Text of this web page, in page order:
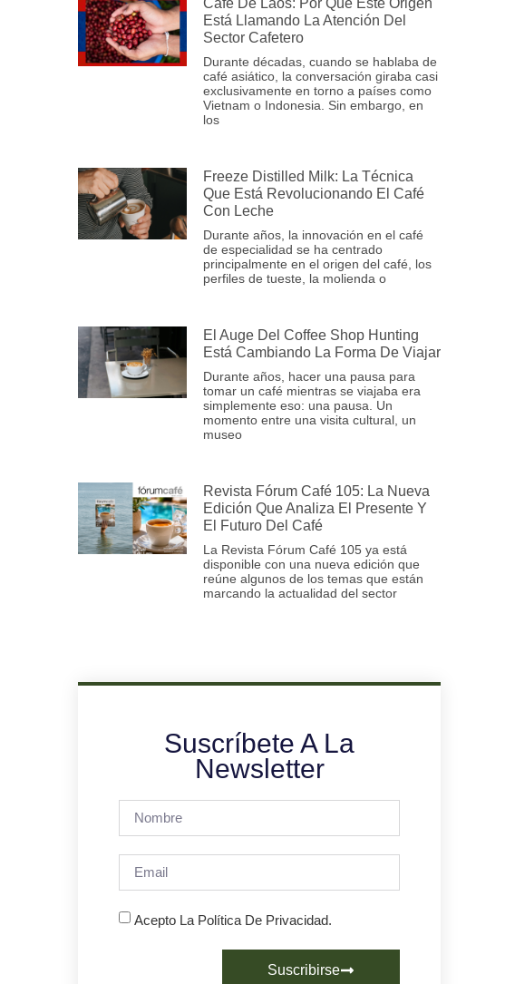
Café De Laos: Por Qué Este Origen
Está Llamando La Atención Del
Sector Cafetero
Durante décadas, cuando se hablaba de
café asiático, la conversación giraba casi
exclusivamente en torno a países como
Vietnam o Indonesia. Sin embargo, en
los
Freeze Distilled Milk: La Técnica
Que Está Revolucionando El Café
Con Leche
Durante años, la innovación en el café
de especialidad se ha centrado
principalmente en el origen del café, los
perfiles de tueste, la molienda o
El Auge Del Coffee Shop Hunting
Está Cambiando La Forma De Viajar
Durante años, hacer una pausa para
tomar un café mientras se viajaba era
simplemente eso: una pausa. Un
momento entre una visita cultural, un
museo
Revista Fórum Café 105: La Nueva
Edición Que Analiza El Presente Y
El Futuro Del Café
La Revista Fórum Café 105 ya está
disponible con una nueva edición que
reúne algunos de los temas que están
marcando la actualidad del sector
Suscríbete A La
Newsletter
Acepto La Política De Privacidad.
Suscribirse